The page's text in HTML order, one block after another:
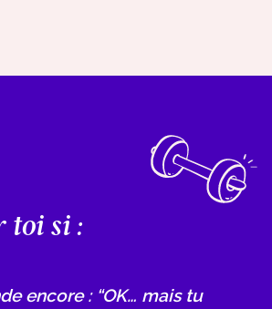
toi si :
encore : “OK… mais tu